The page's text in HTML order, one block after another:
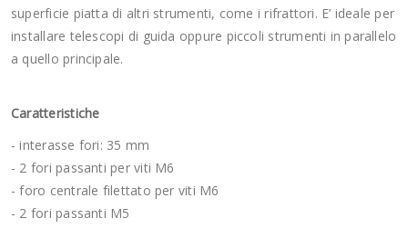
superficie piatta di altri strumenti, come i rifrattori. E’ ideale per
installare telescopi di guida oppure piccoli strumenti in parallelo
a quello principale.
Caratteristiche
- interasse fori: 35 mm
- 2 fori passanti per viti M6
- foro centrale filettato per viti M6
- 2 fori passanti M5